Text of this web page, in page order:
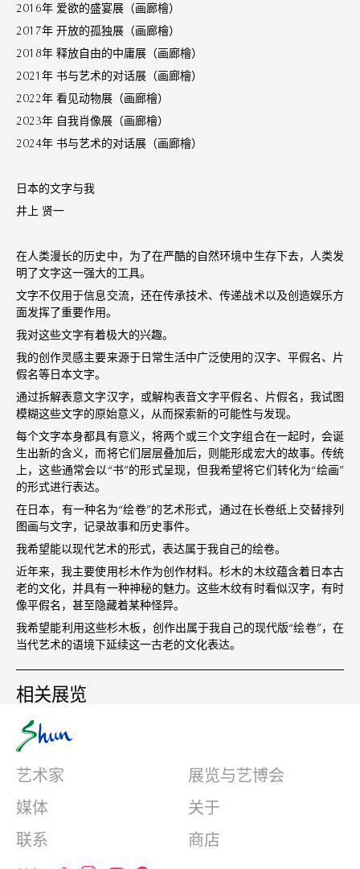
2016年 爱欲的盛宴展（画廊檜）
2017年 开放的孤独展（画廊檜）
2018年 释放自由的中庸展（画廊檜）
2021年 书与艺术的对话展（画廊檜）
2022年 看见动物展（画廊檜）
2023年 自我肖像展（画廊檜）
2024年 书与艺术的对话展（画廊檜）
日本的文字与我
井上 贤一
在人类漫长的历史中，为了在严酷的自然环境中生存下去，人类发
明了文字这一强大的工具。
文字不仅用于信息交流，还在传承技术、传递战术以及创造娱乐方
面发挥了重要作用。
我对这些文字有着极大的兴趣。
我的创作灵感主要来源于日常生活中广泛使用的汉字、平假名、片
假名等日本文字。
通过拆解表意文字汉字，或解构表音文字平假名、片假名，我试图
模糊这些文字的原始意义，从而探索新的可能性与发现。
每个文字本身都具有意义，将两个或三个文字组合在一起时，会诞
生出新的含义，而将它们层层叠加后，则能形成宏大的故事。传统
上，这些通常会以“书”的形式呈现，但我希望将它们转化为“绘画”
的形式进行表达。
在日本，有一种名为“绘卷”的艺术形式，通过在长卷纸上交替排列
图画与文字，记录故事和历史事件。
我希望能以现代艺术的形式，表达属于我自己的绘卷。
近年来，我主要使用杉木作为创作材料。杉木的木纹蕴含着日本古
老的文化，并具有一种神秘的魅力。这些木纹有时看似汉字，有时
像平假名，甚至隐藏着某种怪异。
我希望能利用这些杉木板，创作出属于我自己的现代版“绘卷”，在
当代艺术的语境下延续这一古老的文化表达。
相关展览
艺术家
展览与艺博会
媒体
关于
联系
商店